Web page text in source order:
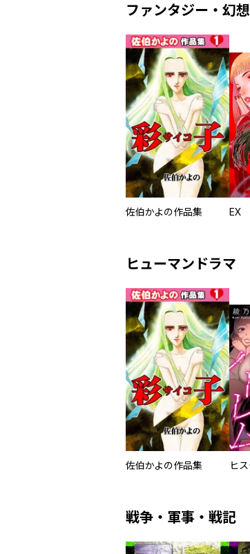
ファンタジー・幻想
佐伯かよの作品集
ヒューマンドラマ
佐伯かよの作品集
戦争・軍事・戦記